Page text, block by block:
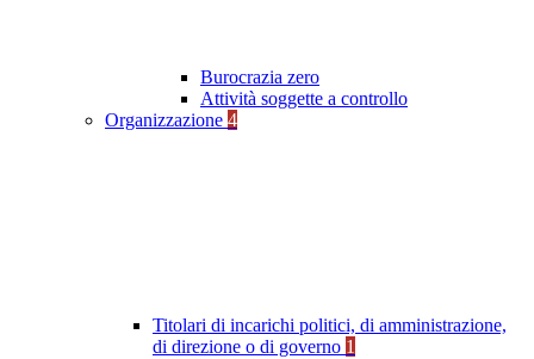
Burocrazia zero
Attività soggette a controllo
Organizzazione 4
Titolari di incarichi politici, di amministrazione,
di direzione o di governo 1